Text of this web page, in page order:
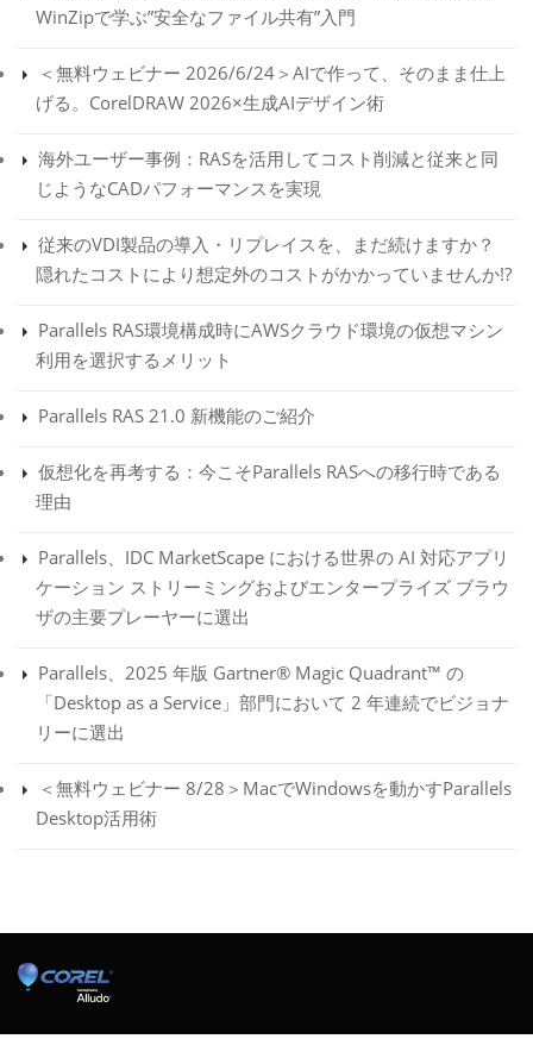
WinZipで学ぶ”安全なファイル共有”入門
＜無料ウェビナー 2026/6/24＞AIで作って、そのまま仕上
げる。CorelDRAW 2026×生成AIデザイン術
海外ユーザー事例：RASを活用してコスト削減と従来と同
じようなCADパフォーマンスを実現
従来のVDI製品の導入・リプレイスを、まだ続けますか？
隠れたコストにより想定外のコストがかかっていませんか!?
Parallels RAS環境構成時にAWSクラウド環境の仮想マシン
利用を選択するメリット
Parallels RAS 21.0 新機能のご紹介
仮想化を再考する：今こそParallels RASへの移行時である
理由
Parallels、IDC MarketScape における世界の AI 対応アプリ
ケーション ストリーミングおよびエンタープライズ ブラウ
ザの主要プレーヤーに選出
Parallels、2025 年版 Gartner® Magic Quadrant™ の
「Desktop as a Service」部門において 2 年連続でビジョナ
リーに選出
＜無料ウェビナー 8/28＞MacでWindowsを動かすParallels
Desktop活用術